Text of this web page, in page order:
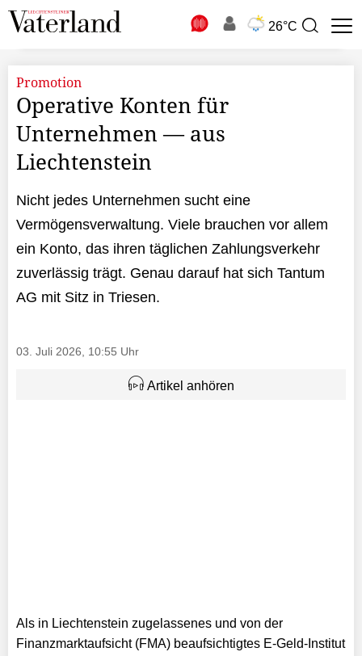
26°C
Suchbegriff
Promotion
Operative Konten für
Unternehmen — aus
Liechtenstein
Nicht jedes Unternehmen sucht eine
Vermögensverwaltung. Viele brauchen vor allem
ein Konto, das ihren täglichen Zahlungsverkehr
zuverlässig trägt. Genau darauf hat sich Tantum
AG mit Sitz in Triesen.
03. Juli 2026, 10:55 Uhr
Artikel anhören
Als in Liechtenstein zugelassenes und von der
Finanzmarktaufsicht (FMA) beaufsichtigtes E-Geld-Institut